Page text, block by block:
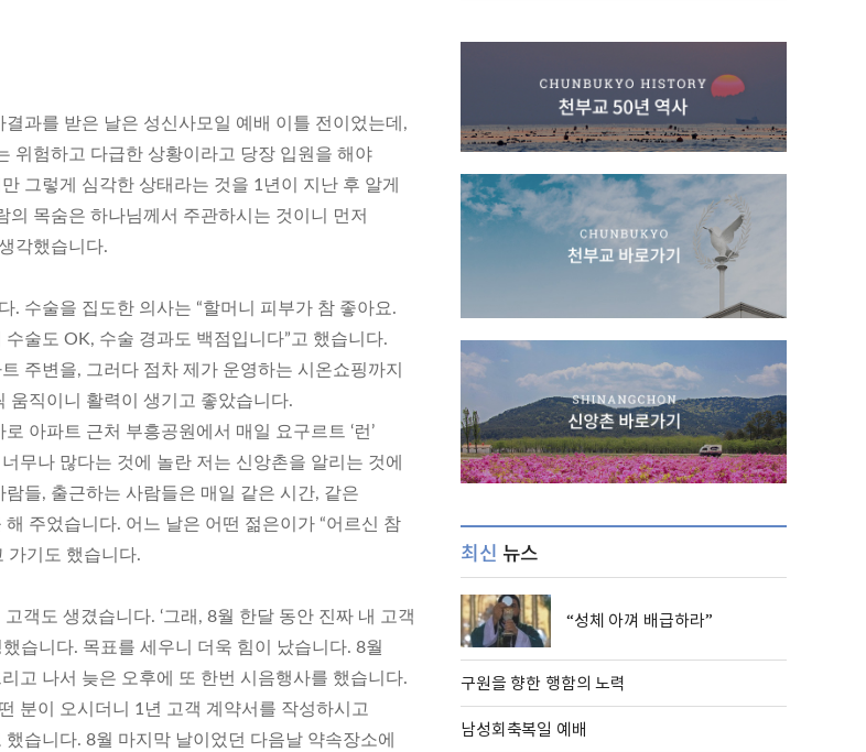
과를 받은 날은 성신사모일 예배 이틀 전이었는데,
위험하고 다급한 상황이라고 당장 입원을 해야
그렇게 심각한 상태라는 것을 1년이 지난 후 알게
목숨은 하나님께서 주관하시는 것이니 먼저
각했습니다.
. 수술을 집도한 의사는 “할머니 피부가 참 좋아요.
술도 OK, 수술 경과도 백점입니다”고 했습니다.
주변을, 그러다 점차 제가 운영하는 시온쇼핑까지
움직이니 활력이 생기고 좋았습니다.
아파트 근처 부흥공원에서 매일 요구르트 ‘런’
무나 많다는 것에 놀란 저는 신앙촌을 알리는 것에
들, 출근하는 사람들은 매일 같은 시간, 같은
주었습니다. 어느 날은 어떤 젊은이가 “어르신 참
가기도 했습니다.
객도 생겼습니다. ‘그래, 8월 한달 동안 진짜 내 고객
습니다. 목표를 세우니 더욱 힘이 났습니다. 8월
고 나서 늦은 오후에 또 한번 시음행사를 했습니다.
분이 오시더니 1년 고객 계약서를 작성하시고
습니다. 8월 마지막 날이었던 다음날 약속장소에
최신 뉴스
“성체 아껴 배급하라”
구원을 향한 행함의 노력
남성회축복일 예배